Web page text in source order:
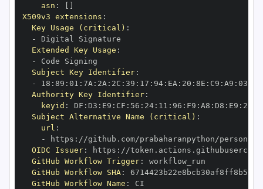
asn :
X509v3 extensions :
Key Usage (critical) :
-
Extended Key Usage :
-
Subject Key Identifier:
-
18 : 89 : 01 : 7A : 2A : 2C : 39 : 17 : 94: EA : 20 : 8E : C9 : A9 : 03
Authority Key Identifier:
keyid : DF : D3 : E9 : CF : 56 : 24: 11 : 96 : F9 : A8 : D8 : E9 : 28
Subject Alternative Name (critical) :
url :
-
https :
OIDC Issuer: https :
GitHub Workflow Trigger:
GitHub Workflow SHA:
GitHub Workflow Name :